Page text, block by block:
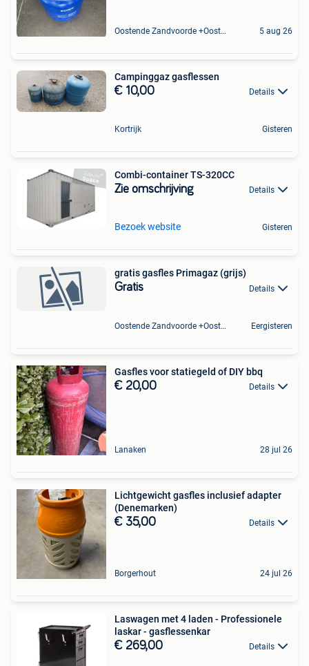
Oostende Zandvoorde +Oostende 5 aug 26
Campinggaz gasflessen
€ 10,00 Details
Kortrijk Gisteren
Combi-container TS-320CC
Zie omschrijving Details
Bezoek website Gisteren
gratis gasfles Primagaz (grijs)
Gratis Details
Oostende Zandvoorde +Oostende Eergisteren
Gasfles voor statiegeld of DIY bbq
€ 20,00 Details
Lanaken 28 jul 26
Lichtgewicht gasfles inclusief adapter
(Denemarken)
€ 35,00 Details
Borgerhout 24 jul 26
Laswagen met 4 laden - Professionele
laskar - gasflessenkar
€ 269,00 Details